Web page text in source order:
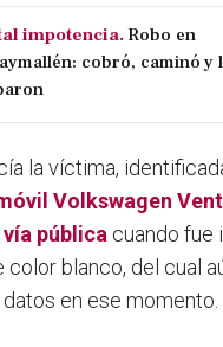
impotencia.Robo en
cobró, caminó y
la víctima,
Volkswagen
pública cuando fue
blanco, del cual
en ese momento.